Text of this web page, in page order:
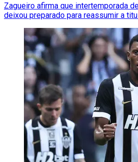
Zagueiro afirma que intertemporada
deixou preparado para reassumir a